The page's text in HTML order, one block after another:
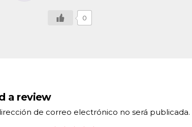
0
a review
de correo electrónico no será publicada.